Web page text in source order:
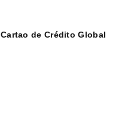
Cartao de Crédito Global